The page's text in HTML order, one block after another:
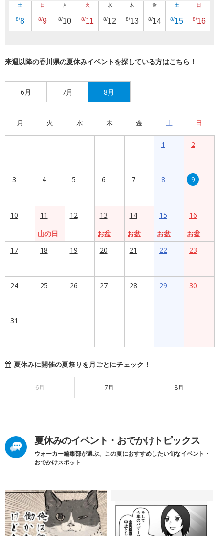
土
8/8
日
8/9
月
8/10
火
8/11
水
8/12
木
8/13
金
8/14
土
8/15
日
8/16
来週以降の香川県の夏休みイベントを探している方はこちら！
6月 7月 8月
月 火 水 木 金 土 日
1 2
3 4 5 6 7 8 9
10
11
山の日
12
13
お盆
14
お盆
15
お盆
16
お盆
17
18 19 20 21 22 23
24 25 26 27 28 29 30
31
夏休みに開催の夏祭りを月ごとにチェック！
6月 7月 8月
夏休みのイベント・おでかけトピックス
ウォーカー編集部が選ぶ、この夏におすすめしたい旬なイベント・
おでかけスポット